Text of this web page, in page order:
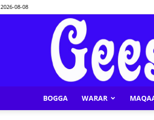
2026-08-08
BOGGA WARAR